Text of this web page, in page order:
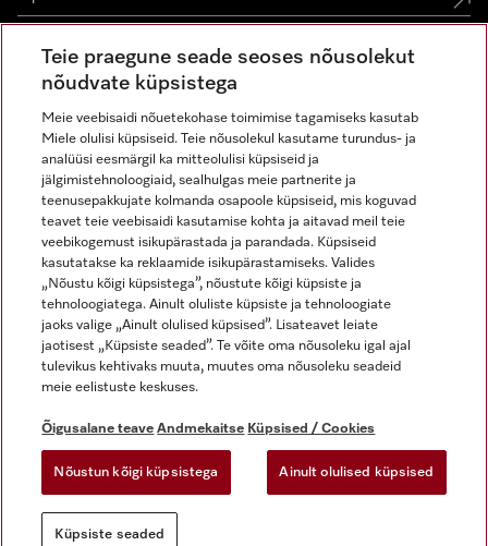
Õigusalane teave
Üldtingimused
Andmekaitse
Kasutustingimused
Digiteenuste seadus
Küpsiste seaded
Miele Instagramis
Miele Facebookis
Miele Youtube'is
Teie praegune seade seoses nõusolekut
nõudvate küpsistega
Meie veebisaidi nõuetekohase toimimise tagamiseks kasutab
Miele olulisi küpsiseid. Teie nõusolekul kasutame turundus- ja
analüüsi eesmärgil ka mitteolulisi küpsiseid ja
jälgimistehnoloogiaid, sealhulgas meie partnerite ja
teenusepakkujate kolmanda osapoole küpsiseid, mis koguvad
teavet teie veebisaidi kasutamise kohta ja aitavad meil teie
veebikogemust isikupärastada ja parandada. Küpsiseid
kasutatakse ka reklaamide isikupärastamiseks. Valides
„Nõustu kõigi küpsistega”, nõustute kõigi küpsiste ja
tehnoloogiatega. Ainult oluliste küpsiste ja tehnoloogiate
jaoks valige „Ainult olulised küpsised”. Lisateavet leiate
jaotisest „Küpsiste seaded”. Te võite oma nõusoleku igal ajal
tulevikus kehtivaks muuta, muutes oma nõusoleku seadeid
meie eelistuste keskuses.
Õigusalane teave Andmekaitse Küpsised / Cookies
Nõustun kõigi küpsistega Ainult olulised küpsised
Küpsiste seaded